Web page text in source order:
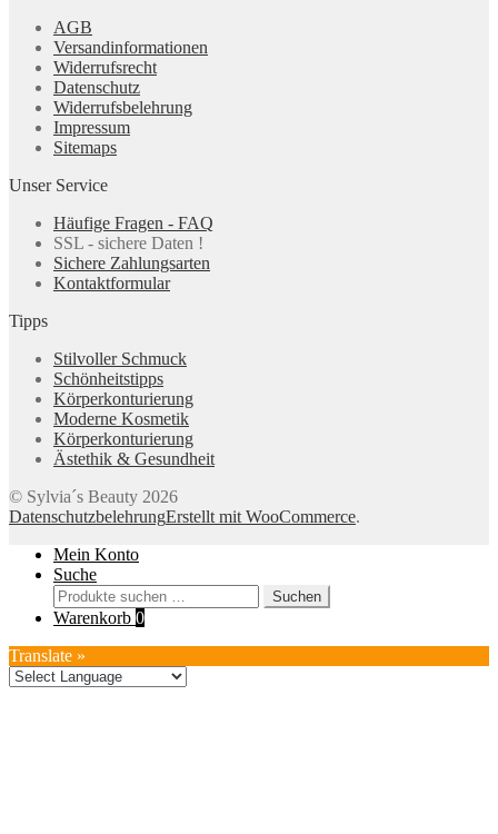
AGB
Versandinformationen
Widerrufsrecht
Datenschutz
Widerrufsbelehrung
Impressum
Sitemaps
Unser Service
Häufige Fragen - FAQ
SSL - sichere Daten !
Sichere Zahlungsarten
Kontaktformular
Tipps
Stilvoller Schmuck
Schönheitstipps
Körperkonturierung
Moderne Kosmetik
Körperkonturierung
Ästethik & Gesundheit
© Sylvia´s Beauty 2026
DatenschutzbelehrungErstellt mit WooCommerce.
Mein Konto
Suche
Suchen
nach:
Suchen
Warenkorb 0
Translate »